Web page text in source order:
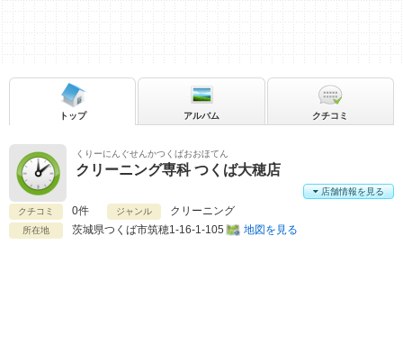
くりーにんぐせんかつくばおおほてん
クリーニング専科 つくば大穂店
クチコミ 0件 ジャンル クリーニング
所在地 茨城県つくば市筑穂1-16-1-105 地図を見る
店舗情報を見る
トップ アルバム クチコミ